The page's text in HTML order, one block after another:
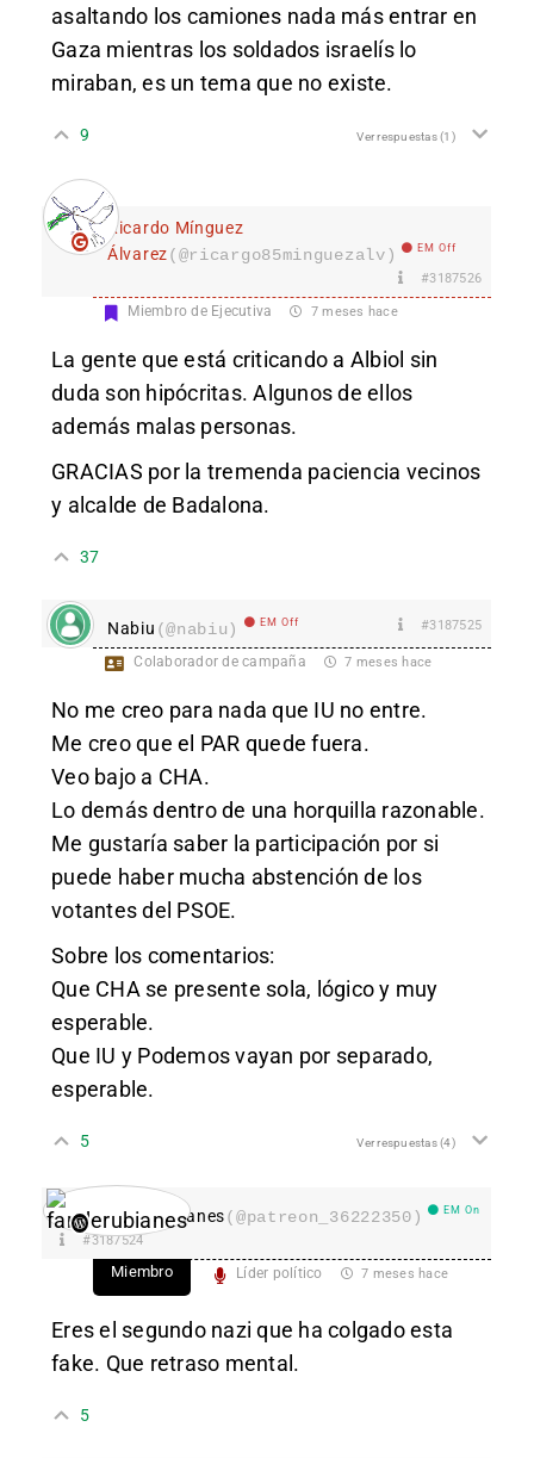
asaltando los camiones nada más entrar en
Gaza mientras los soldados israelís lo
miraban, es un tema que no existe.
9 Ver respuestas(1)
Ricardo Mínguez
Álvarez(@ricargo85minguezalv) EM Off
#3187526
Miembro de Ejecutiva 7 meses hace
La gente que está criticando a Albiol sin
duda son hipócritas. Algunos de ellos
además malas personas.
GRACIAS por la tremenda paciencia vecinos
y alcalde de Badalona.
37
Nabiu (@nabiu) EM Off #3187525
Colaborador de campaña 7 meses hace
No me creo para nada que IU no entre.
Me creo que el PAR quede fuera.
Veo bajo a CHA.
Lo demás dentro de una horquilla razonable.
Me gustaría saber la participación por si
puede haber mucha abstención de los
votantes del PSOE.
Sobre los comentarios:
Que CHA se presente sola, lógico y muy
esperable.
Que IU y Podemos vayan por separado,
esperable.
5 Ver respuestas(4)
fanderubianes(@patreon_36222350) EM On
#3187524
Miembro Líder político 7 meses hace
Eres el segundo nazi que ha colgado esta
fake. Que retraso mental.
5